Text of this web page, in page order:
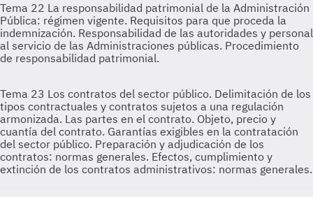
Tema 22 La responsabilidad patrimonial de la Administración
Pública: régimen vigente. Requisitos para que proceda la
indemnización. Responsabilidad de las autoridades y personal
al servicio de las Administraciones públicas. Procedimiento
de responsabilidad patrimonial.
Tema 23 Los contratos del sector público. Delimitación de los
tipos contractuales y contratos sujetos a una regulación
armonizada. Las partes en el contrato. Objeto, precio y
cuantía del contrato. Garantías exigibles en la contratación
del sector público. Preparación y adjudicación de los
contratos: normas generales. Efectos, cumplimiento y
extinción de los contratos administrativos: normas generales.